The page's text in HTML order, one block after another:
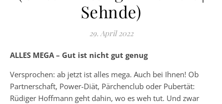
Sehnde)
29. April 2022
ALLES MEGA – Gut ist nicht gut genug
Versprochen: ab jetzt ist alles mega. Auch bei Ihnen! Ob
Partnerschaft, Power-Diät, Pärchenclub oder Pubertät:
Rüdiger Hoffmann geht dahin, wo es weh tut. Und zwar